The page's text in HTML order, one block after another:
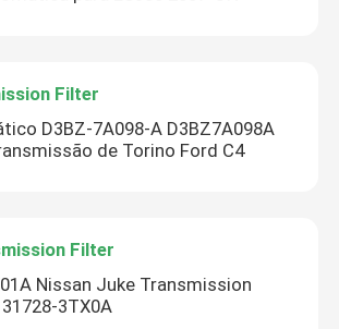
Filter
D3BZ-7A098-A D3BZ7A098A
de Torino Ford C4
Filter
Nissan Juke Transmission
3TX0A